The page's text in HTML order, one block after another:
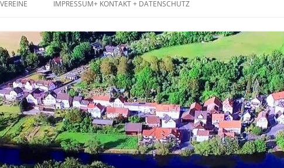
VEREINE
JUGENDCLUB
JAGDGENOSSENSCHAFT
FORSTGENOSSENSCHAFT
SPIEKERSHAUSEN
1. STAUFENBERGER ANGELVEREIN
IMPRESSUM+ KONTAKT + DATENSCHUTZ